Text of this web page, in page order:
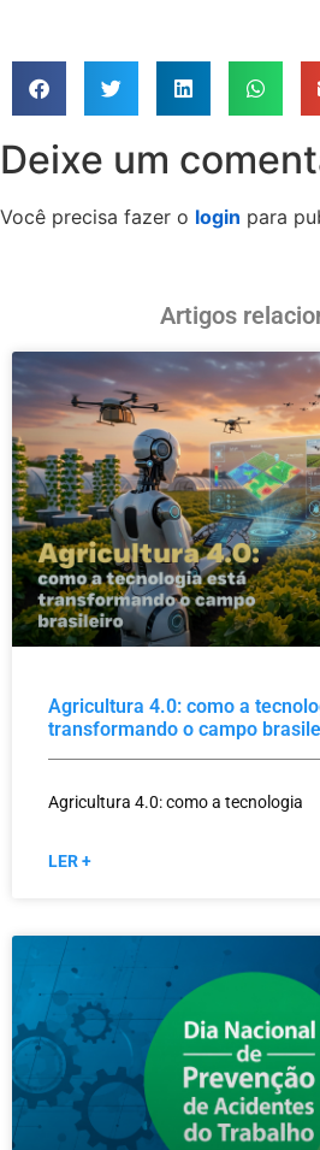
Deixe um
Você precisa fazer o login para
Artigos
Agricultura 4.0: como a
transformando o campo
Agricultura 4.0: como a tecnologia
LER +